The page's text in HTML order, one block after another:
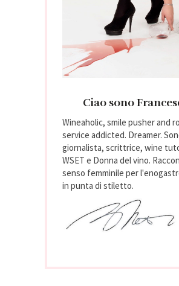
Ciao sono
Wineaholic, smile pusher and
service addicted. Dreamer.
giornalista, scrittrice, wine
WSET e Donna del vino.
senso femminile per
in punta di stiletto.